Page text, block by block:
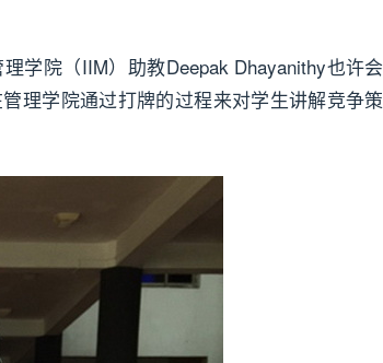
学院（IIM）助教Deepak Dhayanithy也许会
理学院通过打牌的过程来对学生讲解竞争策